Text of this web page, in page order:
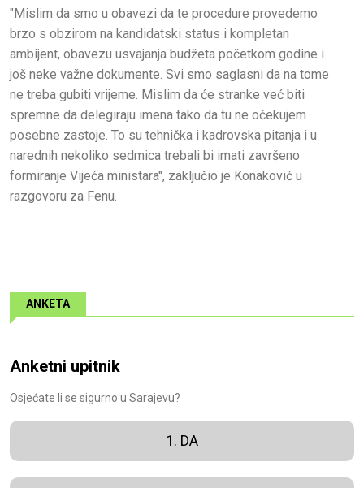
"Mislim da smo u obavezi da te procedure provedemo
brzo s obzirom na kandidatski status i kompletan
ambijent, obavezu usvajanja budžeta početkom godine i
još neke važne dokumente. Svi smo saglasni da na tome
ne treba gubiti vrijeme. Mislim da će stranke već biti
spremne da delegiraju imena tako da tu ne očekujem
posebne zastoje. To su tehnička i kadrovska pitanja i u
narednih nekoliko sedmica trebali bi imati završeno
formiranje Vijeća ministara", zaključio je Konaković u
razgovoru za Fenu.
ANKETA
Anketni upitnik
Osjećate li se sigurno u Sarajevu?
1. DA